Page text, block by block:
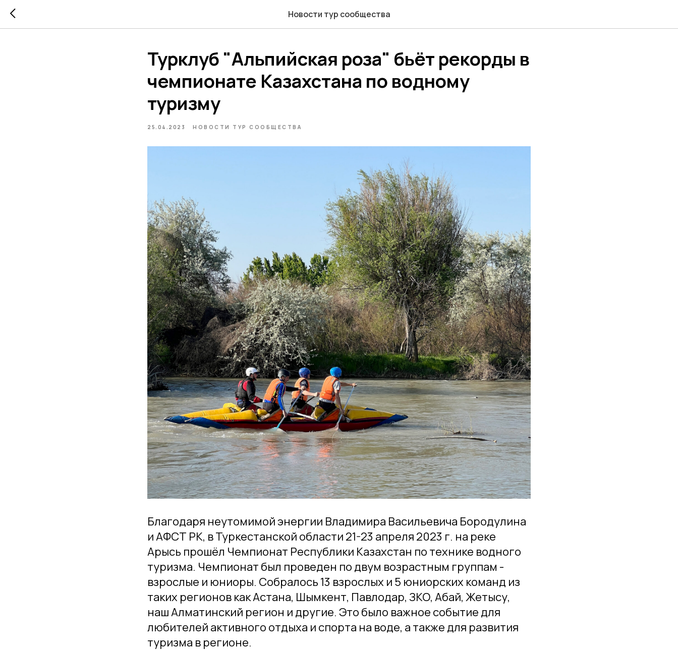
Новости тур сообщества
Турклуб "Альпийская роза" бьёт рекорды в
чемпионате Казахстана по водному
туризму
25.04.2023 НОВОСТИ ТУР СООБЩЕСТВА
Благодаря неутомимой энергии Владимира Васильевича Бородулина
и АФСТ РК, в Туркестанской области 21-23 апреля 2023 г. на реке
Арысь прошёл Чемпионат Республики Казахстан по технике водного
туризма. Чемпионат был проведен по двум возрастным группам -
взрослые и юниоры. Собралось 13 взрослых и 5 юниорских команд из
таких регионов как Астана, Шымкент, Павлодар, ЗКО, Абай, Жетысу,
наш Алматинский регион и другие. Это было важное событие для
любителей активного отдыха и спорта на воде, а также для развития
туризма в регионе.